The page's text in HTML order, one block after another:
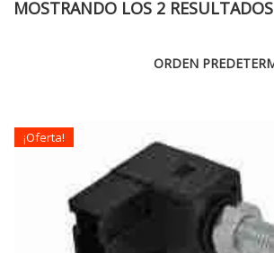
MOSTRANDO LOS 2 RESULTADOS
¡Oferta!